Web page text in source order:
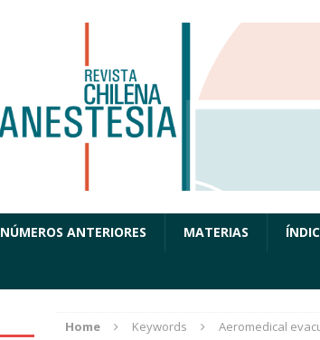
NÚMEROS ANTERIORES MATERIAS
Home Keywords Aeromedical